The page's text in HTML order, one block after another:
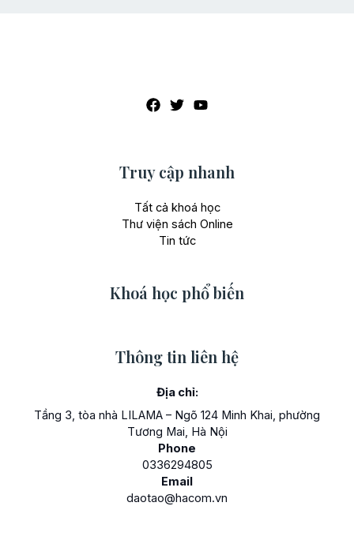
Truy cập nhanh
Tất cả khoá học
Thư viện sách Online
Tin tức
Khoá học phổ biến
Thông tin liên hệ
Địa chỉ:
Tầng 3, tòa nhà LILAMA – Ngõ 124 Minh Khai, phường
Tương Mai, Hà Nội
Phone
0336294805
Email
daotao@hacom.vn